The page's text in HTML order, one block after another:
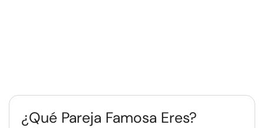
¿Qué Pareja Famosa Eres?